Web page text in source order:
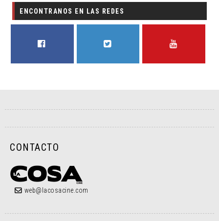
ENCONTRANOS EN LAS REDES
CONTACTO
web@lacosacine.com